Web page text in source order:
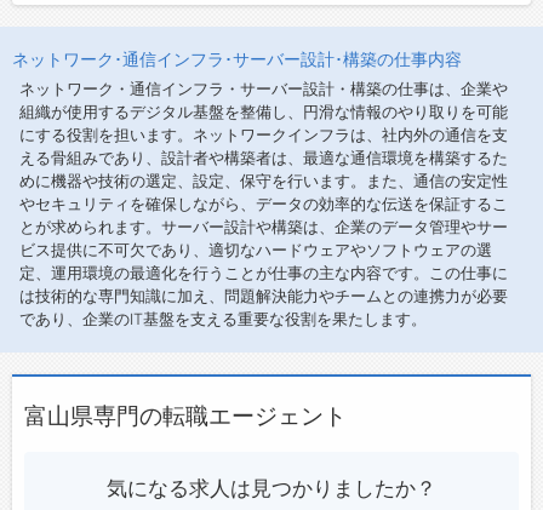
ネットワーク･通信インフラ･サーバー設計･構築の仕事内容
ネットワーク・通信インフラ・サーバー設計・構築の仕事は、企業や
組織が使用するデジタル基盤を整備し、円滑な情報のやり取りを可能
にする役割を担います。ネットワークインフラは、社内外の通信を支
える骨組みであり、設計者や構築者は、最適な通信環境を構築するた
めに機器や技術の選定、設定、保守を行います。また、通信の安定性
やセキュリティを確保しながら、データの効率的な伝送を保証するこ
とが求められます。サーバー設計や構築は、企業のデータ管理やサー
ビス提供に不可欠であり、適切なハードウェアやソフトウェアの選
定、運用環境の最適化を行うことが仕事の主な内容です。この仕事に
は技術的な専門知識に加え、問題解決能力やチームとの連携力が必要
であり、企業のIT基盤を支える重要な役割を果たします。
富山県専門の転職エージェント
気になる求人は見つかりましたか？